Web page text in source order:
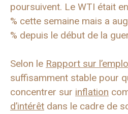
poursuivent. Le WTI était
% cette semaine mais a
% depuis le début de la
Selon le Rapport sur
suffisamment stable pour
concentrer sur inflation
d’intérêt dans le cadre de